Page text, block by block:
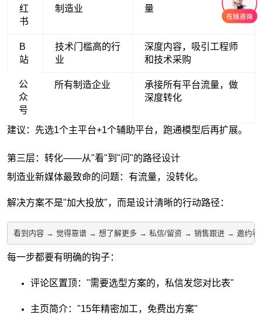
红
书
制造业
量
B
站
技术门槛高的行
业
深度内容，吸引工程师
和技术采购
公
众
号
所有制造企业
承接所有平台流量，做
深度转化
建议：先选1个主平台+1个辅助平台，跑通模型后再扩展。
第三层：转化——从"看"到"问"的路径设计
制造业新媒体最致命的问题：有流量，没转化。
解决方案不是"加大投放"，而是设计清晰的行动路径：
看到内容 → 觉得靠谱 → 想了解更多 → 私信/留资 → 销售跟进 → 邀约看
每一步都要有明确的钩子：
评论区置顶："需要选型方案的，私信发您对比表"
主页简介："15年精密加工，免费出方案"